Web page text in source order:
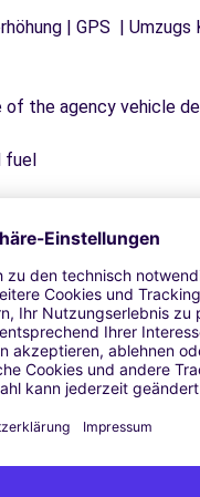
| GPS |
the agency vehicle
fuel